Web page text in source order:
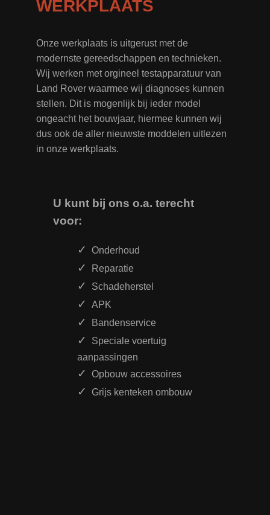
WERKPLAATS
Onze werkplaats is uitgerust met de
modernste gereedschappen en technieken.
Wij werken met orgineel testapparatuur van
Land Rover waarmee wij diagnoses kunnen
stellen. Dit is mogenlijk bij ieder model
ongeacht het bouwjaar, hiermee kunnen wij
dus ook de aller nieuwste moddelen uitlezen
in onze werkplaats.
U kunt bij ons o.a. terecht
voor:
Onderhoud
Reparatie
Schadeherstel
APK
Bandenservice
Speciale voertuig
aanpassingen
Opbouw accessoires
Grijs kenteken ombouw